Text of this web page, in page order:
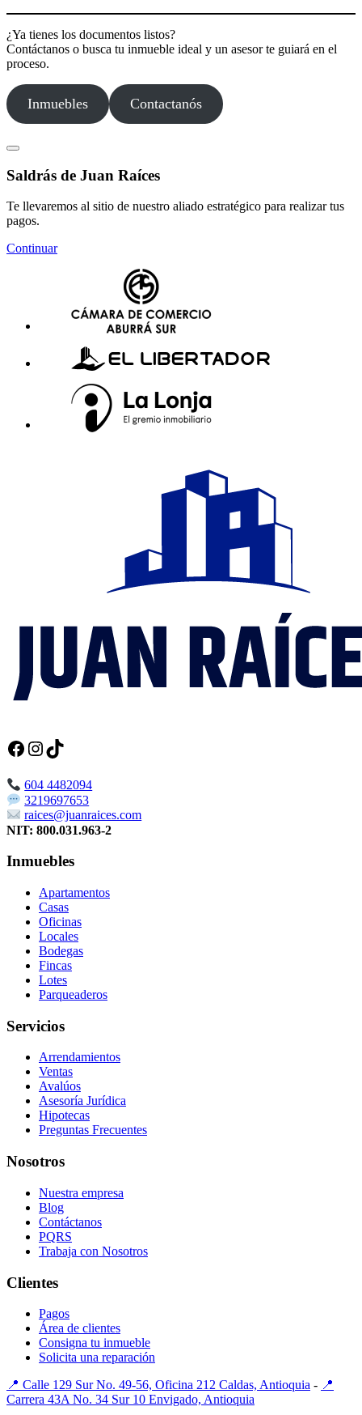
¿Ya tienes los documentos listos?
Contáctanos o busca tu inmueble ideal y un asesor te guiará en el
proceso.
Inmuebles Contactanós
Saldrás de Juan Raíces
Te llevaremos al sitio de nuestro aliado estratégico para realizar tus
pagos.
Continuar
Facebook
Instagram
TikTok
604 4482094
3219697653
raices@juanraices.com
NIT: 800.031.963-2
Inmuebles
Apartamentos
Casas
Oficinas
Locales
Bodegas
Fincas
Lotes
Parqueaderos
Servicios
Arrendamientos
Ventas
Avalúos
Asesoría Jurídica
Hipotecas
Preguntas Frecuentes
Nosotros
Nuestra empresa
Blog
Contáctanos
PQRS
Trabaja con Nosotros
Clientes
Pagos
Área de clientes
Consigna tu inmueble
Solicita una reparación
📍 Calle 129 Sur No. 49-56, Oficina 212 Caldas, Antioquia - 📍
Carrera 43A No. 34 Sur 10 Envigado, Antioquia